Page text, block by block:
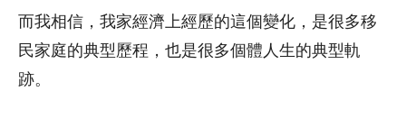
而我相信，我家經濟上經歷的這個變化，是很多移
民家庭的典型歷程，也是很多個體人生的典型軌
跡。